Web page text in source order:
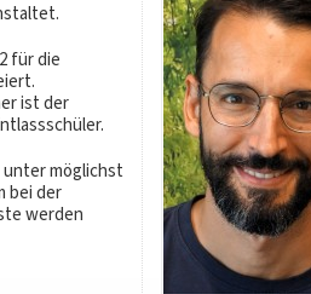
für die
ist der
unter möglichst
bei der
werden